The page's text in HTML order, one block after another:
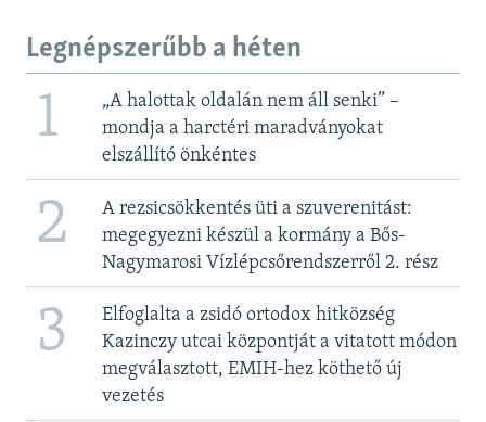
Legnépszerűbb a héten
1
„A halottak oldalán nem áll senki” –
mondja a harctéri maradványokat
elszállító önkéntes
2
A rezsicsökkentés üti a szuverenitást:
megegyezni készül a kormány a Bős-
Nagymarosi Vízlépcsőrendszerről 2. rész
3
Elfoglalta a zsidó ortodox hitközség
Kazinczy utcai központját a vitatott módon
megválasztott, EMIH-hez köthető új
vezetés